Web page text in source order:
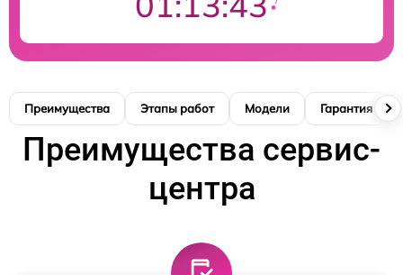
Преимущества Этапы работ Модели Гарантия
Преимущества сервис-
центра